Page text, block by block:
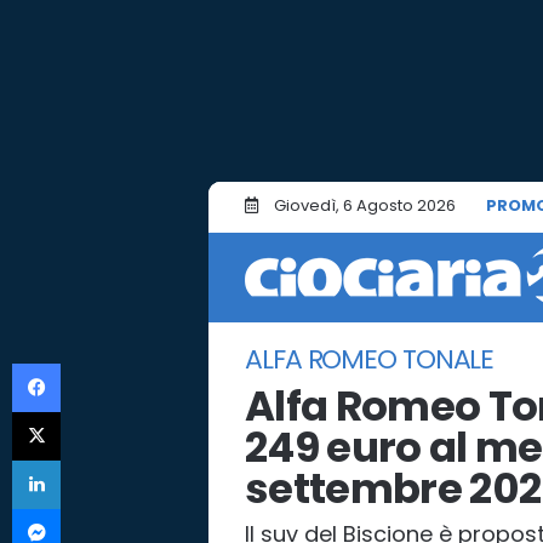
Giovedì, 6 Agosto 2026
ALFA ROMEO TONALE
Alfa Romeo
249 euro al
settembre
Il suv del Biscione è